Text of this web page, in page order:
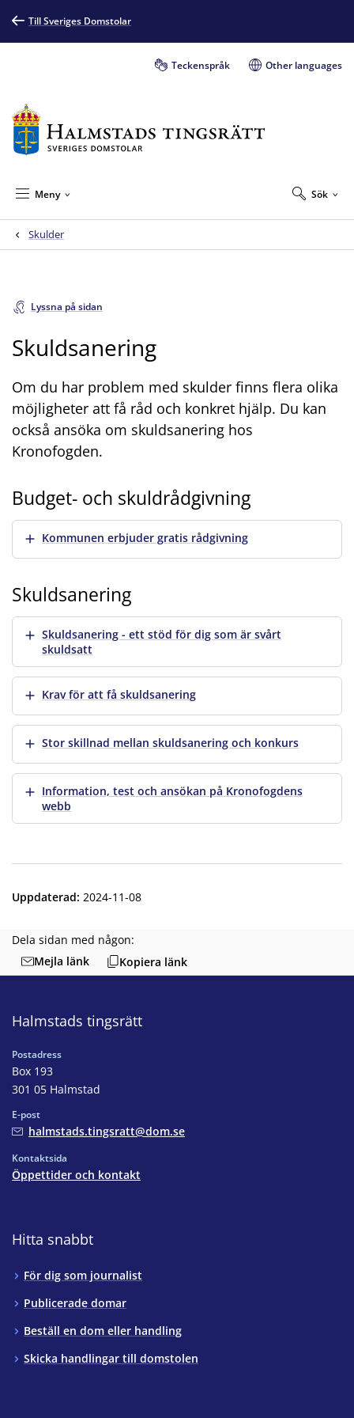
Till Sveriges Domstolar
Teckenspråk Other languages
Sök
Meny
Skulder
Lyssna på sidan
Skuldsanering
Om du har problem med skulder finns flera olika
möjligheter att få råd och konkret hjälp. Du kan
också ansöka om skuldsanering hos
Kronofogden.
Budget- och skuldrådgivning
Visa merKommunen erbjuder gratis rådgivning
Skuldsanering
Visa merSkuldsanering - ett stöd för dig som är svårt
skuldsatt
Visa merKrav för att få skuldsanering
Visa merStor skillnad mellan skuldsanering och konkurs
Visa merInformation, test och ansökan på Kronofogdens
webb
Uppdaterad: 2024-11-08
Dela sidan med någon:
Mejla länk
Kopiera länk
Halmstads tingsrätt
Postadress
Box 193
301 05 Halmstad
E-post
halmstads.tingsratt@dom.se
Kontaktsida
Öppettider och kontakt
Hitta snabbt
För dig som journalist
Publicerade domar
Beställ en dom eller handling
Skicka handlingar till domstolen